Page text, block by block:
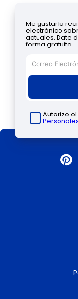
Me gustaría
electrónico
actuales. Date
forma gratuita.
Autorizo el